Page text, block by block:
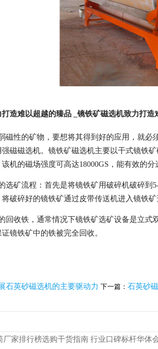
稀土永磁辊式强磁选机
造难以超越的臻品 _镜铁矿磁选机致力打
磁性的矿物，要想将其得到好的应用，就
磁磁选机。镜铁矿磁选机主要以干式镜铁
机的磁场强度可高达18000GS，能有效的分
选矿流程：首先是将镜铁矿用破碎机破碎到
破碎好的镜铁矿通过皮带传送机进入镜铁矿
回收铁，通常情况下镜铁矿选矿设备是立式
镜铁矿中的铁被完全回收。
石英砂磁选机的主要驱动力 下一篇： 石英砂